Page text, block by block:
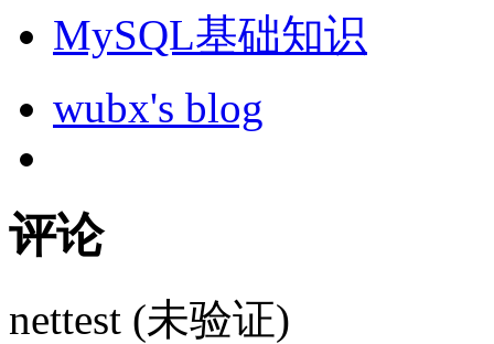
MySQL基础知识
wubx's blog
评论
nettest (未验证)